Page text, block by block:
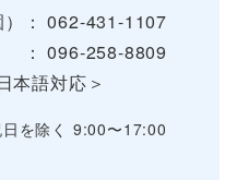
： 062-431-1107
： 096-258-8809
本語対応＞
を除く 9:00〜17:00